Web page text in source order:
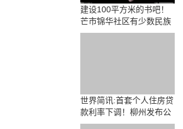
建设100平方米的书吧！
芒市锦华社区有少数民族
藏书千余册
世界简讯:首套个人住房贷
款利率下调！柳州发布公
积金新政